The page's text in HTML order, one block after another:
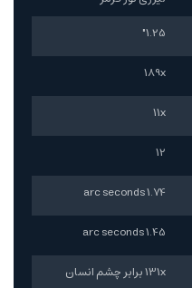
1.25"
189x
11x
12
1.74 arc seconds
1.45 arc seconds
131x برابر چشم انسان